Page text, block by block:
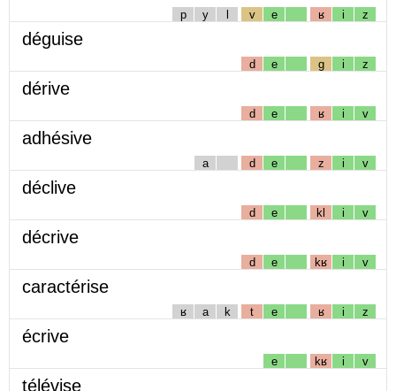
p y l v e ʁ i z
déguise
d e g i z
dérive
d e ʁ i v
adhésive
a d e z i v
déclive
d e kl i v
décrive
d e kʁ i v
caractérise
ʁ a k t e ʁ i z
écrive
e kʁ i v
télévise